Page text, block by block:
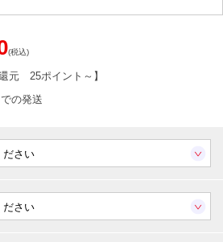
(税込)
還元 25ポイント～ 】
の発送